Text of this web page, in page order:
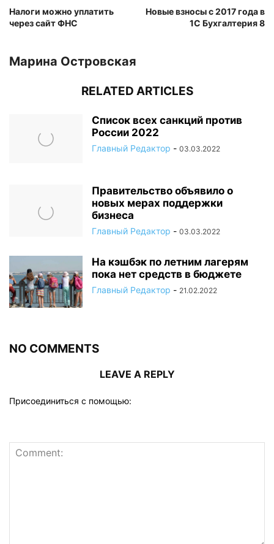
Налоги можно уплатить
через сайт ФНС
Новые взносы с 2017 года в
1С Бухгалтерия 8
Марина Островская
RELATED ARTICLES
Список всех санкций против
России 2022
Главный Редактор - 03.03.2022
Правительство объявило о
новых мерах поддержки
бизнеса
Главный Редактор - 03.03.2022
На кэшбэк по летним лагерям
пока нет средств в бюджете
Главный Редактор - 21.02.2022
NO COMMENTS
LEAVE A REPLY
Присоединиться с помощью: